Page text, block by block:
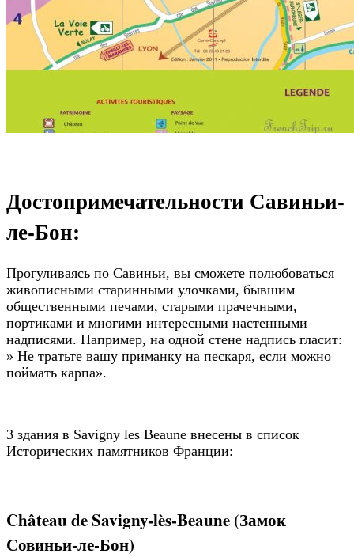
Достопримечательности Савиньи-
ле-Бон:
Прогуливаясь по Савиньи, вы сможете полюбоваться
живописными старинными улочками, бывшим
общественными печами, старыми прачечными,
портиками и многими интересными настенными
надписями. Например, на одной стене надпись гласит:
» Не тратьте вашу приманку на пескаря, если можно
поймать карпа».
3 здания в Savigny les Beaune внесены в список
Исторических памятников Франции:
Château de Savigny-lès-Beaune (Замок
Совиньи-ле-Бон)